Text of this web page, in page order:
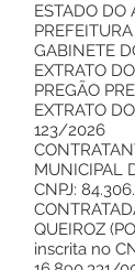
ESTADO DO
GABINETE
EXTRATO
PREGÃO
EXTRATO
123/2026
MUNICIPAL
CNPJ:
QUEIROZ
inscrita no